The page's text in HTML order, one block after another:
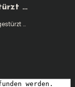
…
…